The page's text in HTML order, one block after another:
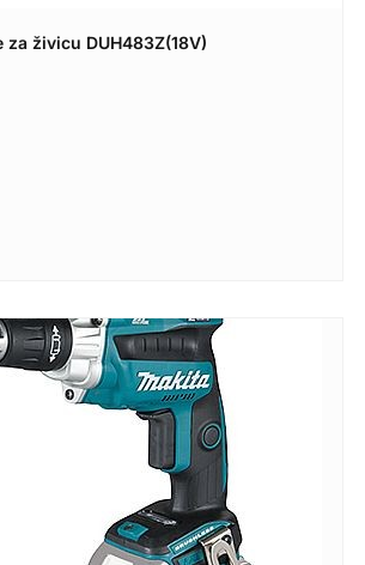
za živicu DUH483Z(18V)